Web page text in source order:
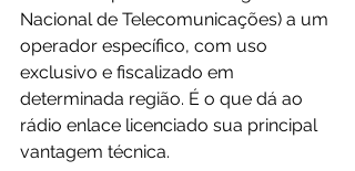
Nacional de Telecomunicações) a um
operador específico, com uso
exclusivo e fiscalizado em
determinada região. É o que dá ao
rádio enlace licenciado sua principal
vantagem técnica.